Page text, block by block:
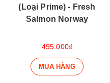
(Loại Prime) - Fresh
Salmon Norway
495.000₫
MUA HÀNG